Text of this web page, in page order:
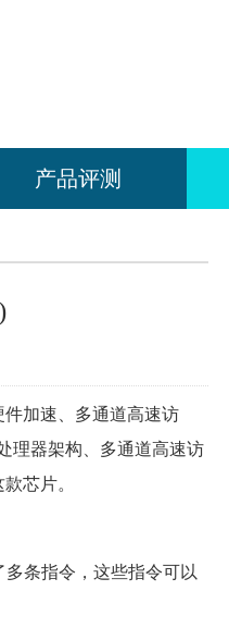
产品评测
加速、多通道高速访
理器架构、多通道高速访
芯片。
条指令，这些指令可以